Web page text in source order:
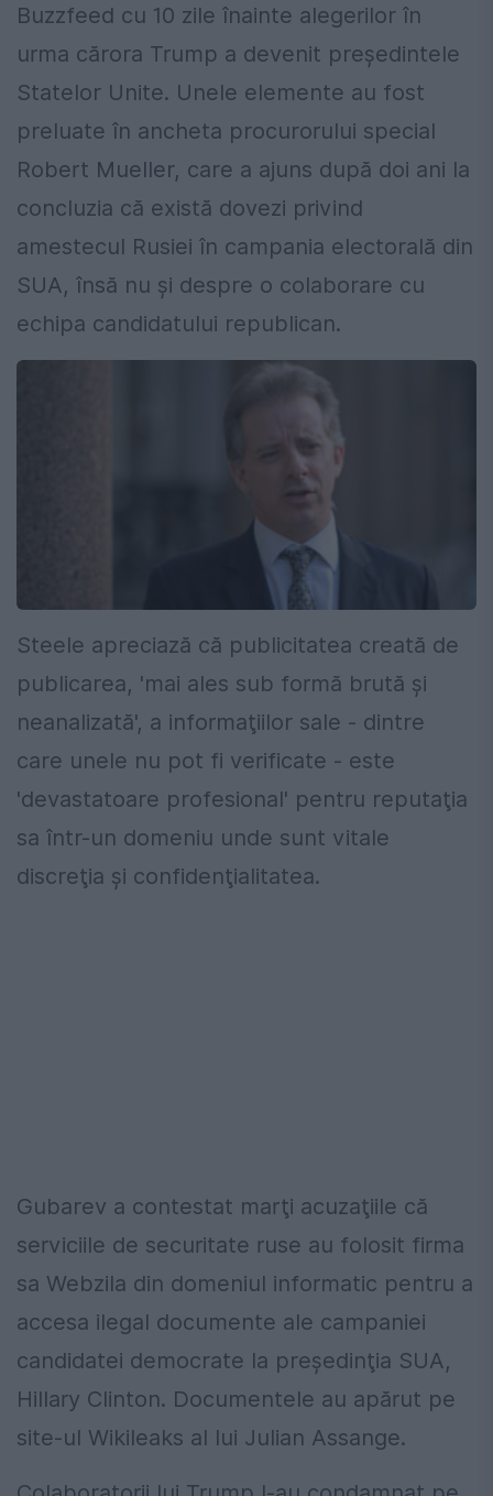
Buzzfeed cu 10 zile înainte alegerilor în
urma cărora Trump a devenit preşedintele
Statelor Unite. Unele elemente au fost
preluate în ancheta procurorului special
Robert Mueller, care a ajuns după doi ani la
concluzia că există dovezi privind
amestecul Rusiei în campania electorală din
SUA, însă nu şi despre o colaborare cu
echipa candidatului republican.
Steele apreciază că publicitatea creată de
publicarea, 'mai ales sub formă brută şi
neanalizată', a informaţiilor sale - dintre
care unele nu pot fi verificate - este
'devastatoare profesional' pentru reputaţia
sa într-un domeniu unde sunt vitale
discreţia şi confidenţialitatea.
Gubarev a contestat marţi acuzaţiile că
serviciile de securitate ruse au folosit firma
sa Webzila din domeniul informatic pentru a
accesa ilegal documente ale campaniei
candidatei democrate la preşedinţia SUA,
Hillary Clinton. Documentele au apărut pe
site-ul Wikileaks al lui Julian Assange.